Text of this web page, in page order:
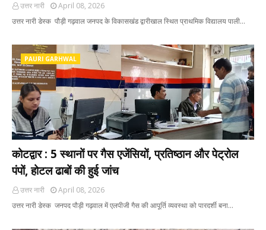
उत्तर नारी
April 08, 2026
उत्तर नारी डेस्क पौड़ी गढ़वाल जनपद के विकासखंड द्वारीखाल स्थित प्राथमिक विद्यालय पाली…
PAURI GARHWAL
कोटद्वार : 5 स्थानों पर गैस एजेंसियों, प्रतिष्ठान और पेट्रोल
पंपों, होटल ढाबों की हुई जांच
उत्तर नारी
April 08, 2026
उत्तर नारी डेस्क जनपद पौड़ी गढ़वाल में एलपीजी गैस की आपूर्ति व्यवस्था को पारदर्शी बना…